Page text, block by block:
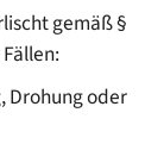
gemäß §
Drohung oder